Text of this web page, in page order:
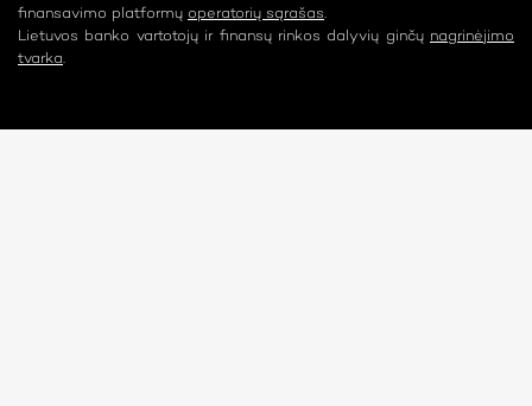
finansavimo platformų operatorių sąrašas.
Lietuvos banko vartotojų ir finansų rinkos dalyvių ginčų nagrinėjimo
tvarka.